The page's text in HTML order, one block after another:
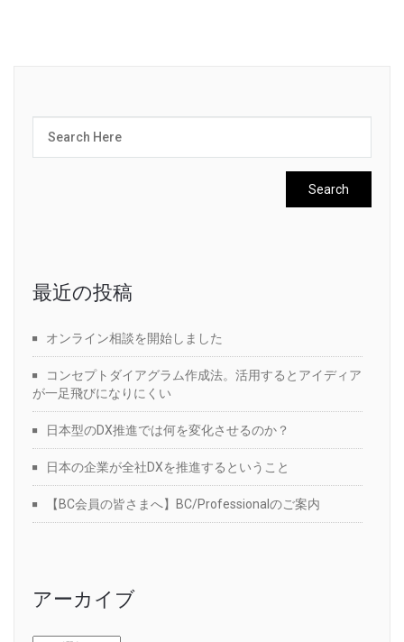
最近の投稿
オンライン相談を開始しました
コンセプトダイアグラム作成法。活用するとアイディア
が一足飛びになりにくい
日本型のDX推進では何を変化させるのか？
日本の企業が全社DXを推進するということ
【BC会員の皆さまへ】BC/Professionalのご案内
アーカイブ